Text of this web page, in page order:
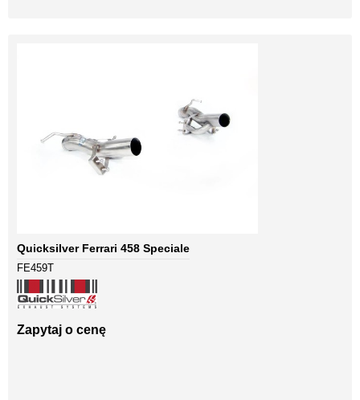
Quicksilver Ferrari 458 Speciale
FE459T
Zapytaj o cenę